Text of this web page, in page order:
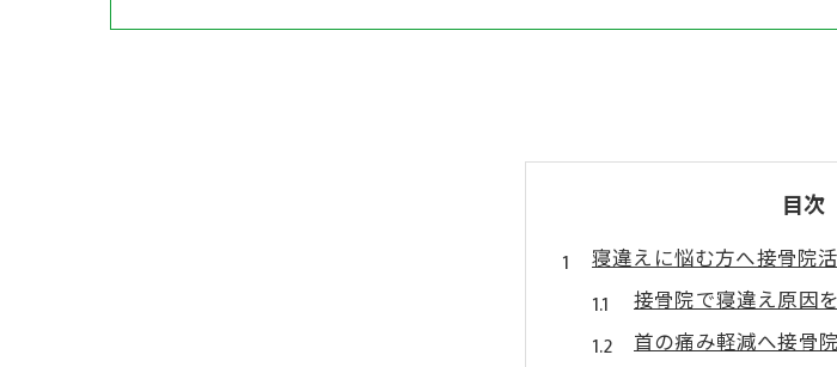
目次
寝違えに悩む方へ接骨院
接骨院で寝違え原因
首の痛み軽減へ接骨